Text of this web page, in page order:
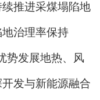
推进采煤塌陷地
治理率保持
势发展地热、风
发与新能源融合